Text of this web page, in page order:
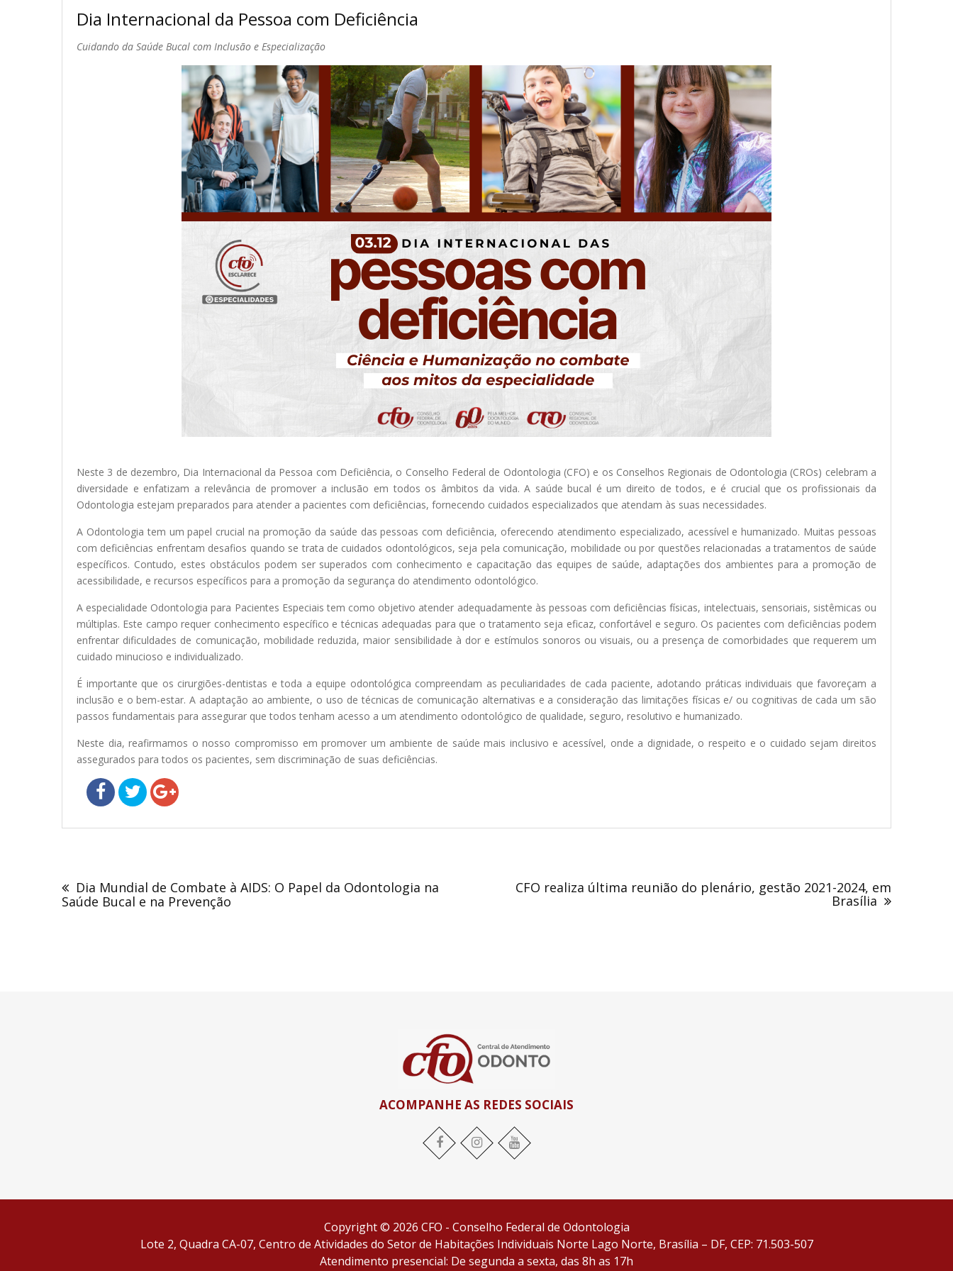
Dia Internacional da Pessoa com Deficiência
Cuidando da Saúde Bucal com Inclusão e Especialização
Neste 3 de dezembro, Dia Internacional da Pessoa com Deficiência, o Conselho Federal de Odontologia (CFO) e os Conselhos Regionais de Odontologia (CROs) celebram a
diversidade e enfatizam a relevância de promover a inclusão em todos os âmbitos da vida. A saúde bucal é um direito de todos, e é crucial que os profissionais da
Odontologia estejam preparados para atender a pacientes com deficiências, fornecendo cuidados especializados que atendam às suas necessidades.
A Odontologia tem um papel crucial na promoção da saúde das pessoas com deficiência, oferecendo atendimento especializado, acessível e humanizado. Muitas pessoas
com deficiências enfrentam desafios quando se trata de cuidados odontológicos, seja pela comunicação, mobilidade ou por questões relacionadas a tratamentos de saúde
específicos. Contudo, estes obstáculos podem ser superados com conhecimento e capacitação das equipes de saúde, adaptações dos ambientes para a promoção de
acessibilidade, e recursos específicos para a promoção da segurança do atendimento odontológico.
A especialidade Odontologia para Pacientes Especiais tem como objetivo atender adequadamente às pessoas com deficiências físicas, intelectuais, sensoriais, sistêmicas ou
múltiplas. Este campo requer conhecimento específico e técnicas adequadas para que o tratamento seja eficaz, confortável e seguro. Os pacientes com deficiências podem
enfrentar dificuldades de comunicação, mobilidade reduzida, maior sensibilidade à dor e estímulos sonoros ou visuais, ou a presença de comorbidades que requerem um
cuidado minucioso e individualizado.
É importante que os cirurgiões-dentistas e toda a equipe odontológica compreendam as peculiaridades de cada paciente, adotando práticas individuais que favoreçam a
inclusão e o bem-estar. A adaptação ao ambiente, o uso de técnicas de comunicação alternativas e a consideração das limitações físicas e/ ou cognitivas de cada um são
passos fundamentais para assegurar que todos tenham acesso a um atendimento odontológico de qualidade, seguro, resolutivo e humanizado.
Neste dia, reafirmamos o nosso compromisso em promover um ambiente de saúde mais inclusivo e acessível, onde a dignidade, o respeito e o cuidado sejam direitos
assegurados para todos os pacientes, sem discriminação de suas deficiências.
de
Post
Dia Mundial de Combate à AIDS: O Papel da Odontologia na
Saúde Bucal e na Prevenção
CFO realiza última reunião do plenário, gestão 2021-2024, em
Brasília
ACOMPANHE AS REDES SOCIAIS
Facebook Instagram YouTube
Copyright © 2026 CFO - Conselho Federal de Odontologia
Lote 2, Quadra CA-07, Centro de Atividades do Setor de Habitações Individuais Norte Lago Norte, Brasília – DF, CEP: 71.503-507
Atendimento presencial: De segunda a sexta, das 8h as 17h